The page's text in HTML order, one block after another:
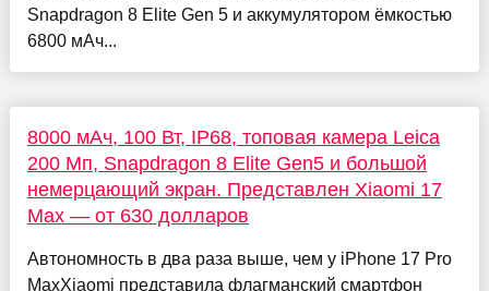
Snapdragon 8 Elite Gen 5 и аккумулятором ёмкостью
6800 мАч...
8000 мАч, 100 Вт, IP68, топовая камера Leica
200 Мп, Snapdragon 8 Elite Gen5 и большой
немерцающий экран. Представлен Xiaomi 17
Max — от 630 долларов
Автономность в два раза выше, чем у iPhone 17 Pro
MaxXiaomi представила флагманский смартфон